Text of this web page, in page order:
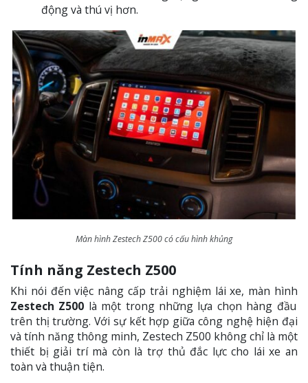
động và thú vị hơn.
Màn hình Zestech Z500 có cấu hình khủng
Tính năng Zestech Z500
Khi nói đến việc nâng cấp trải nghiệm lái xe, màn hình
Zestech Z500 là một trong những lựa chọn hàng đầu
trên thị trường. Với sự kết hợp giữa công nghệ hiện đại
và tính năng thông minh, Zestech Z500 không chỉ là một
thiết bị giải trí mà còn là trợ thủ đắc lực cho lái xe an
toàn và thuận tiện.